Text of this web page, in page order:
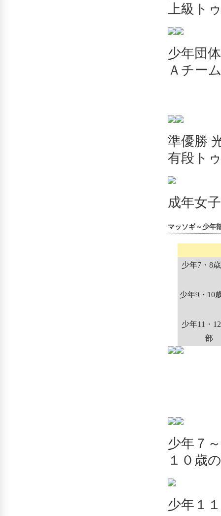
上級ト
少年
Ａチー
準優
有段ト
成年女
マッソギ～少年
少年7・8
少年9・10
少年11・
部
少年７
１０歳
少年１